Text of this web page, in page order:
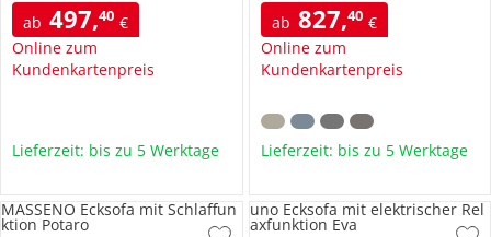
ab 497,40 €
Online zum
Kundenkartenpreis
Lieferzeit: bis zu 5 Werktage
ab 827,40 €
Online zum
Kundenkartenpreis
Lieferzeit: bis zu 5 Werktage
MASSENO Ecksofa mit Schlaffun
ktion Potaro
uno Ecksofa mit elektrischer Rel
axfunktion Eva